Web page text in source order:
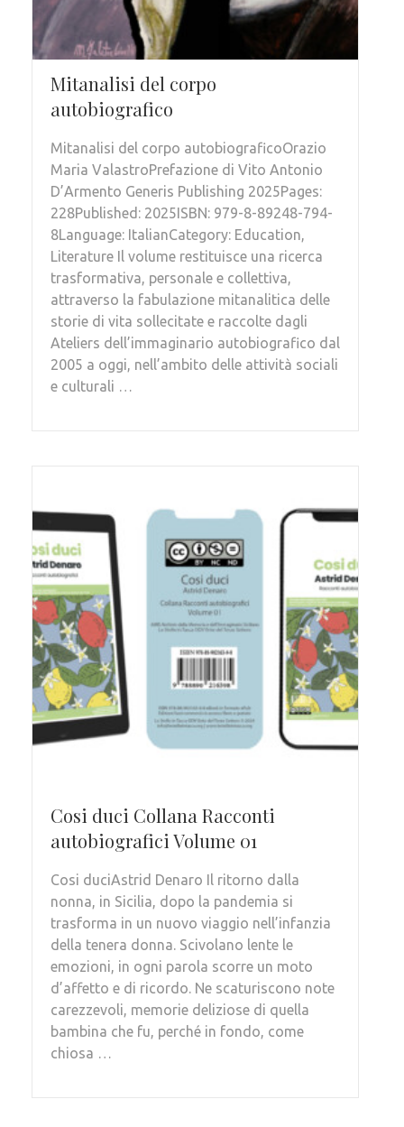
Mitanalisi del corpo
autobiografico
Mitanalisi del corpo autobiograficoOrazio
Maria ValastroPrefazione di Vito Antonio
D’Armento Generis Publishing 2025Pages:
228Published: 2025ISBN: 979-8-89248-794-
8Language: ItalianCategory: Education,
Literature Il volume restituisce una ricerca
trasformativa, personale e collettiva,
attraverso la fabulazione mitanalitica delle
storie di vita sollecitate e raccolte dagli
Ateliers dell’immaginario autobiografico dal
2005 a oggi, nell’ambito delle attività sociali
e culturali …
Cosi duci Collana Racconti
autobiografici Volume 01
Cosi duciAstrid Denaro Il ritorno dalla
nonna, in Sicilia, dopo la pandemia si
trasforma in un nuovo viaggio nell’infanzia
della tenera donna. Scivolano lente le
emozioni, in ogni parola scorre un moto
d’affetto e di ricordo. Ne scaturiscono note
carezzevoli, memorie deliziose di quella
bambina che fu, perché in fondo, come
chiosa …